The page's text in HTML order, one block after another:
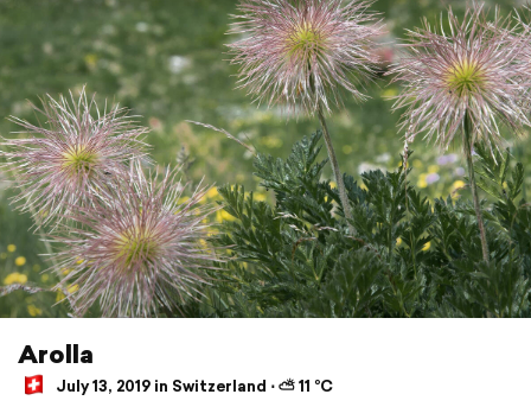
Arolla
July 13, 2019 in Switzerland ⋅ ⛅ 11 °C